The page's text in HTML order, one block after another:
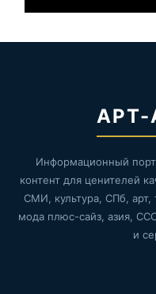
АРТ-
Информационный
контент для ценителей
СМИ, культура, СПб, арт,
мода плюс-сайз, азия,
и